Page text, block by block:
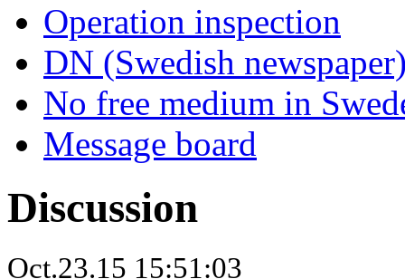
Operation inspection
DN (Swedish
No free medium in
Message board
Discussion
Oct.23.15 15:51:03